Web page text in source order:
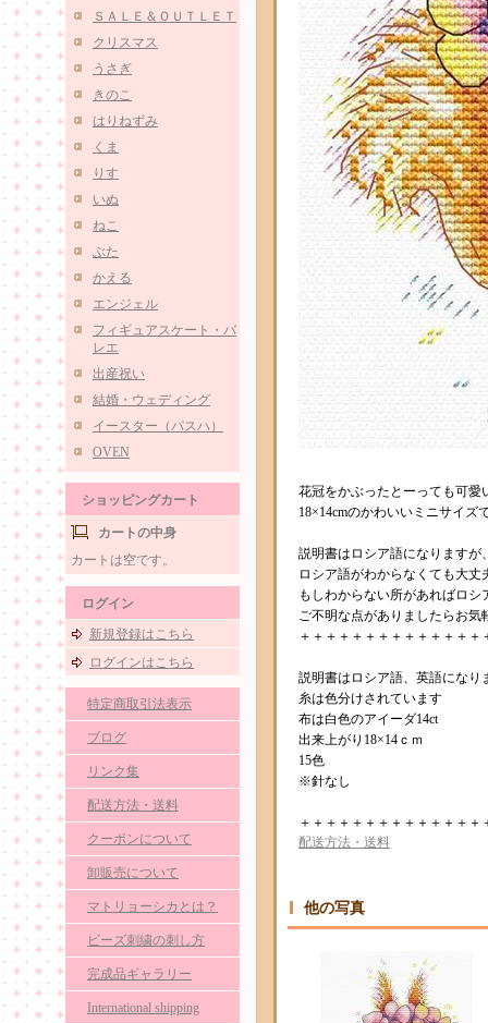
ＳＡＬＥ＆ＯＵＴＬＥＴ
クリスマス
うさぎ
きのこ
はりねずみ
くま
りす
いぬ
ねこ
ぶた
かえる
エンジェル
フィギュアスケート・バ
レエ
出産祝い
結婚・ウェディング
イースター（パスハ）
OVEN
ショッピングカート
カートの中身
カートは空です。
ログイン
新規登録はこちら
ログインはこちら
特定商取引法表示
ブログ
リンク集
配送方法・送料
クーポンについて
卸販売について
マトリョーシカとは？
ビーズ刺繍の刺し方
完成品ギャラリー
International shipping
花冠をかぶったとーっても可愛
18×14cmのかわいいミニサイズ
説明書はロシア語になりますが
ロシア語がわからなくても大丈
もしわからない所があればロ
ご不明な点がありましたらお
＋＋＋＋＋＋＋＋＋＋＋＋＋
説明書はロシア語、英語にな
糸は色分けされています
布は白色のアイーダ14ct
出来上がり18×14ｃｍ
15色
※針なし
＋＋＋＋＋＋＋＋＋＋＋＋＋
配送方法・送料
他の写真